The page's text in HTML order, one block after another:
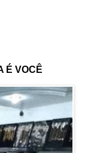
É VOCÊ